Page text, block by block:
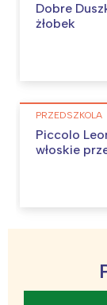
Dobre
żłobek
PRZEDSZKOLA
Piccolo
włoskie